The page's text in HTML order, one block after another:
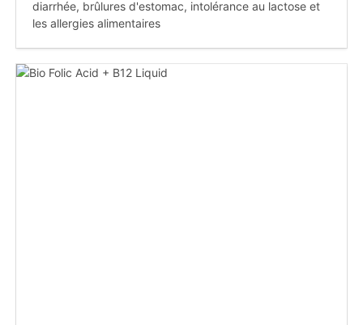
diarrhée, brûlures d'estomac, intolérance au lactose et
les allergies alimentaires